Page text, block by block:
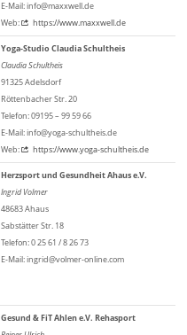
E-Mail: info@maxxwell.de
Web:
https://www.maxxwell.de
Yoga-Studio Claudia Schultheis
Claudia Schultheis
91325 Adelsdorf
Röttenbacher Str. 20
Telefon: 09195 – 99 59 66
E-Mail: info@yoga-schultheis.de
Web:
https://www.yoga-schultheis.de
Herzsport und Gesundheit Ahaus e.V.
Ingrid Volmer
48683 Ahaus
Sabstätter Str. 18
Telefon: 0 25 61 / 8 26 73
E-Mail: ingrid@volmer-online.com
Gesund & FiT Ahlen e.V. Rehasport